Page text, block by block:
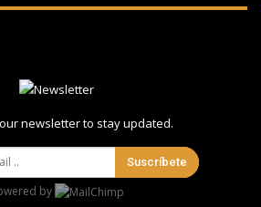
newsletter to stay updated.
Suscríbete
by